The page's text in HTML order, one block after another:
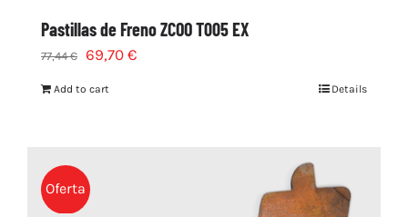
Pastillas de Freno ZCOO T005 EX
77,44€ 69,70 €
Add to cart Details
Oferta